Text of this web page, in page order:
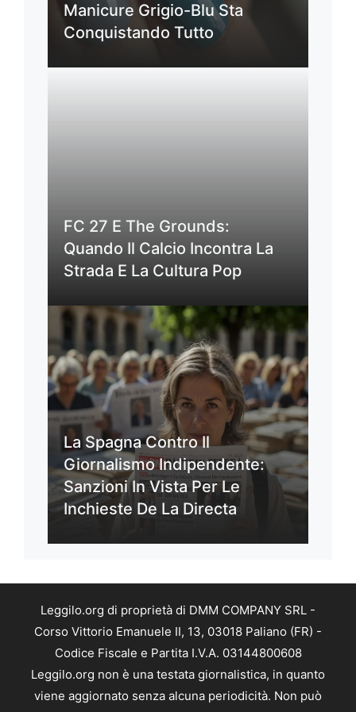
Manicure Grigio-Blu Sta
Conquistando Tutto
FC 27 E The Grounds:
Quando Il Calcio Incontra La
Strada E La Cultura Pop
La Spagna Contro Il
Giornalismo Indipendente:
Sanzioni In Vista Per Le
Inchieste De La Directa
Leggilo.org di proprietà di DMM COMPANY SRL -
Corso Vittorio Emanuele II, 13, 03018 Paliano (FR) -
Codice Fiscale e Partita I.V.A. 03144800608
Leggilo.org non è una testata giornalistica, in quanto
viene aggiornato senza alcuna periodicità. Non può